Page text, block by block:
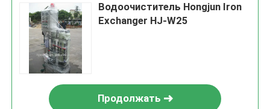
Водоочиститель Hongjun Iron
Exchanger HJ-W25
Продолжать